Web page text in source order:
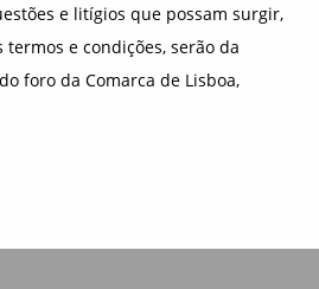
e litígios que possam surgir,
e condições, serão da
foro da Comarca de Lisboa,